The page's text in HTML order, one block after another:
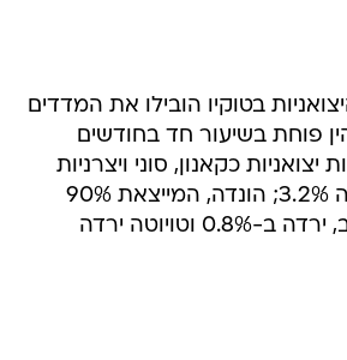
בטוקיו הובילו את המדדים
פוחת בשיעור חד בחודשים
יצואניות כקאנון, סוני ויצרניות
הרכב. קאנון איבדה 3.2%; הונדה, המייצאת 90%
מתוצרתה לארה"ב, ירדה ב-0.8% וטויוטה ירדה